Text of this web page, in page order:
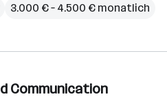
3.000 € – 4.500 € monatlich
Communication